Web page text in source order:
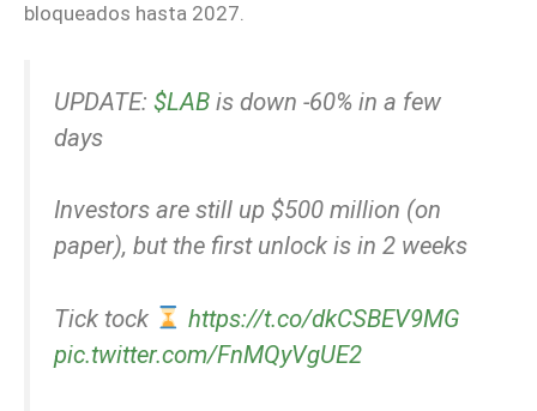
bloqueados hasta 2027.
UPDATE: $LAB is down -60% in a few
days
Investors are still up $500 million (on
paper), but the first unlock is in 2 weeks
Tick tock
https://t.co/dkCSBEV9MG
pic.twitter.com/FnMQyVgUE2